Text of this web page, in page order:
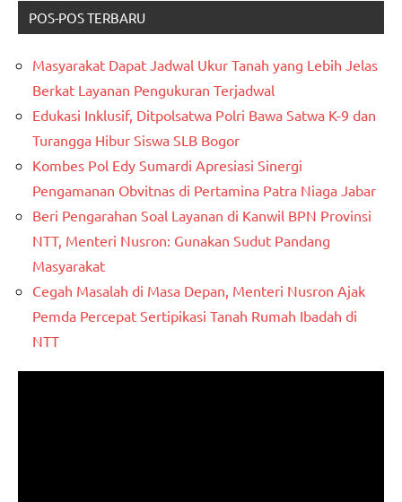
POS-POS TERBARU
Masyarakat Dapat Jadwal Ukur Tanah yang Lebih Jelas
Berkat Layanan Pengukuran Terjadwal
Edukasi Inklusif, Ditpolsatwa Polri Bawa Satwa K-9 dan
Turangga Hibur Siswa SLB Bogor
Kombes Pol Edy Sumardi Apresiasi Sinergi
Pengamanan Obvitnas di Pertamina Patra Niaga Jabar
Beri Pengarahan Soal Layanan di Kanwil BPN Provinsi
NTT, Menteri Nusron: Gunakan Sudut Pandang
Masyarakat
Cegah Masalah di Masa Depan, Menteri Nusron Ajak
Pemda Percepat Sertipikasi Tanah Rumah Ibadah di
NTT